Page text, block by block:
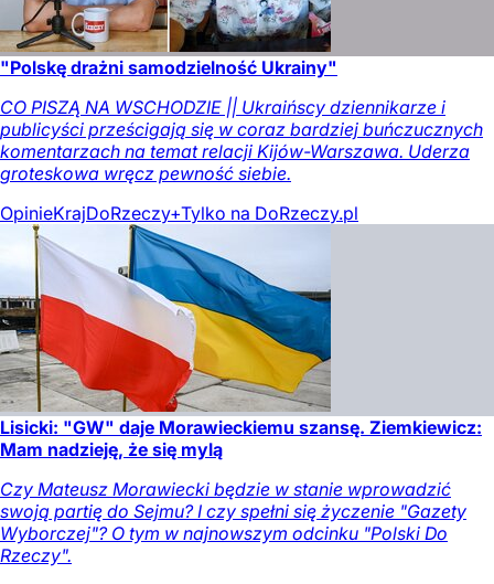
"Polskę drażni samodzielność Ukrainy"
CO PISZĄ NA WSCHODZIE || Ukraińscy dziennikarze i
publicyści prześcigają się w coraz bardziej buńczucznych
komentarzach na temat relacji Kijów-Warszawa. Uderza
groteskowa wręcz pewność siebie.
OpinieKrajDoRzeczy+Tylko na DoRzeczy.pl
Lisicki: "GW" daje Morawieckiemu szansę. Ziemkiewicz:
Mam nadzieję, że się mylą
Czy Mateusz Morawiecki będzie w stanie wprowadzić
swoją partię do Sejmu? I czy spełni się życzenie "Gazety
Wyborczej"? O tym w najnowszym odcinku "Polski Do
Rzeczy".